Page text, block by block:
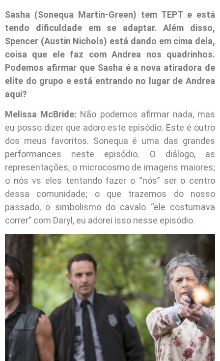
Sasha (Sonequa Martin-Green) tem TEPT e está
tendo dificuldade em se adaptar. Além disso,
Spencer (Austin Nichols) está dando em cima dela,
coisa que ele faz com Andrea nos quadrinhos.
Podemos afirmar que Sasha é a nova atiradora de
elite do grupo e está entrando no lugar de Andrea
aqui?
Melissa McBride: Não podemos afirmar nada, mas
eu posso dizer que adoro este episódio. Este é outro
dos meus favoritos. Sonequa é uma das grandes
performances neste episódio. O diálogo, as
representações, o microcosmo de imagens maiores;
o nós vs eles tentando fazer o “nós” ser o centro
dessa comunidade; o que trazemos do nosso
passado, o simbolismo do cavalo “ele costumava
correr” com Daryl, eu adorei isso nesse episódio.